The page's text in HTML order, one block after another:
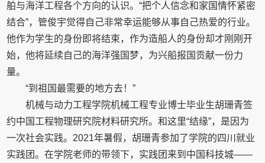
舶与海洋工程各个方向的认识。“把个人信念和家国情怀紧密
结合”，管俊宇觉得自己非常幸运能够从事自己热爱的行业。
他作为学生的身份即将结束，作为造船人的身份却才刚刚开
始，他将延续自己的海洋强国梦，为兴船报国贡献一份力
量。
“到祖国最需要的地方去！”
机械与动力工程学院机械工程专业博士毕业生胡珊青签
约中国工程物理研究院材料研究所。和这里“结缘”，是因为
一次社会实践。2021年暑假，胡珊青参加了学院的四川就业
实践团。在学院老师的带领下，实践团来到中国科技城——